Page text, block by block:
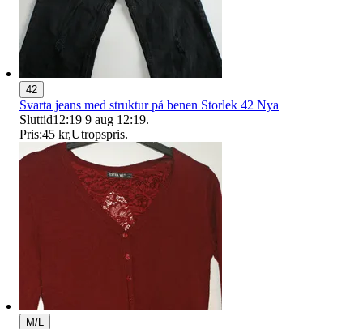
42
Svarta jeans med struktur på benen Storlek 42 Nya
Sluttid12:19 9 aug 12:19.
Pris:45 kr,Utropspris.
M/L